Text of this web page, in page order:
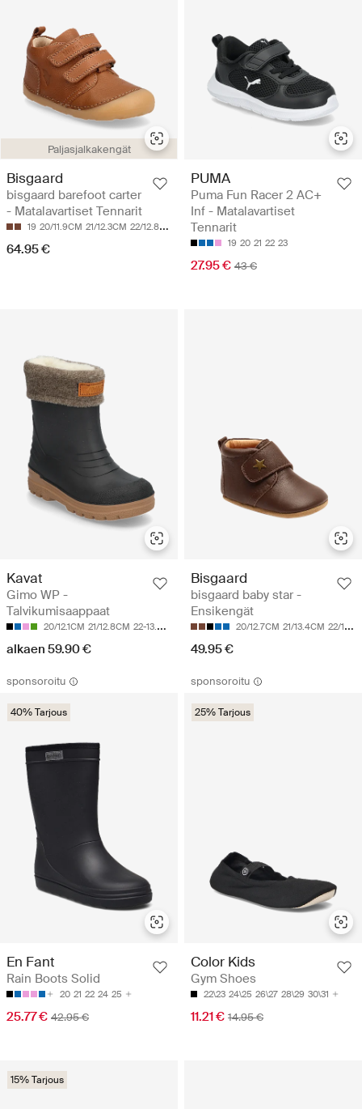
Paljasjalkakengät
Bisgaard
bisgaard barefoot carter
- Matalavartiset Tennarit
19 20/11.9CM 21/12.3CM 22/12.8CM 23/13.2CM
64.95 €
PUMA
Puma Fun Racer 2 AC+
Inf - Matalavartiset
Tennarit
19 20 21 22 23
27.95 € 43 €
Kavat
Gimo WP -
Talvikumisaappaat
20/12.1CM 21/12.8CM 22-13.5CM 23-14.2CM 24-14.7CM
alkaen 59.90 €
Bisgaard
bisgaard baby star -
Ensikengät
20/12.7CM 21/13.4CM 22/14CM
49.95 €
sponsoroitu
40% Tarjous
En Fant
Rain Boots Solid
20 21 22 24 25
25.77 € 42.95 €
sponsoroitu
25% Tarjous
Color Kids
Gym Shoes
22\23 24\25 26\27 28\29 30\31
11.21 € 14.95 €
15% Tarjous